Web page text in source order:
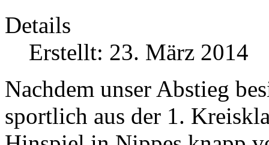
Details
Erstellt: 23. März 2014
Nachdem unser Abstieg
sportlich aus der 1.